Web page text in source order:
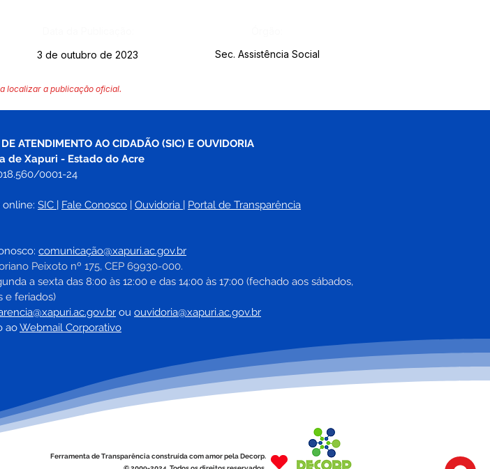
3 de outubro de 2023 Sec. Assistência Social
localizar a publicação oficial.
ATENDIMENTO AO CIDADÃO (SIC) E OUVIDORIA
de Xapuri - Estado do Acre
0001-24
online: SIC | Fale Conosco | Ouvidoria | Portal de Transparência
comunicação@xapuri.ac.gov.br
Peixoto nº 175, CEP 69930-000.
a sexta das 8:00 às 12:00 e das 14:00 às 17:00 (fechado aos sábados,
e feriados)
ou ouvidoria@xapuri.ac.gov.br
ao Webmail Corporativo
Ferramenta de Transparência construída com amor pela Decorp.